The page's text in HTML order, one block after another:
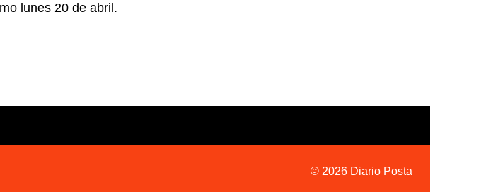
lunes 20 de abril.
© 2026 Diario Posta